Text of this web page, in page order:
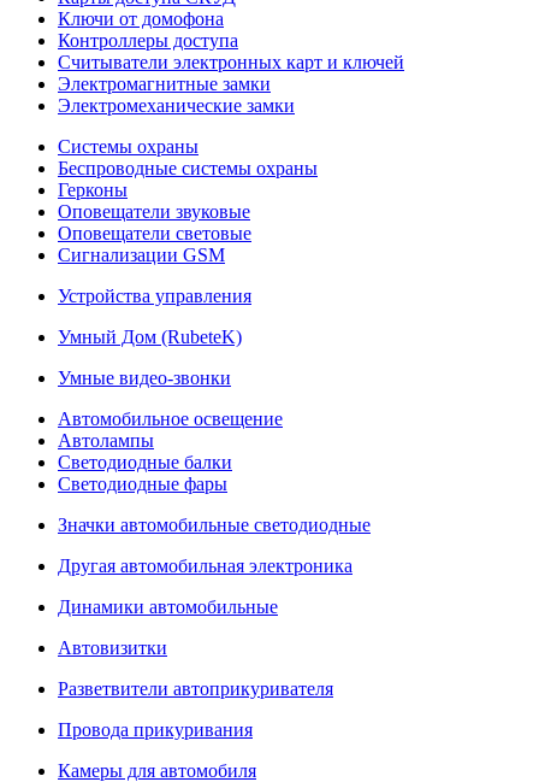
Ключи от домофона
Контроллеры доступа
Считыватели электронных карт и ключей
Электромагнитные замки
Электромеханические замки
Системы охраны
Беспроводные системы охраны
Герконы
Оповещатели звуковые
Оповещатели световые
Сигнализации GSM
Устройства управления
Умный Дом (RubeteK)
Умные видео-звонки
Автомобильное освещение
Автолампы
Светодиодные балки
Светодиодные фары
Значки автомобильные светодиодные
Другая автомобильная электроника
Динамики автомобильные
Автовизитки
Разветвители автоприкуривателя
Провода прикуривания
Камеры для автомобиля